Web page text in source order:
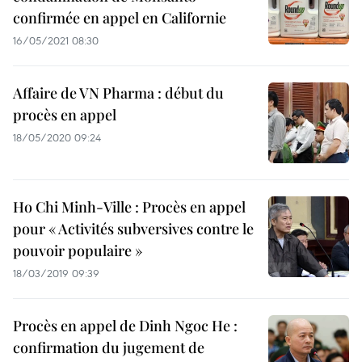
confirmée en appel en Californie
16/05/2021 08:30
Affaire de VN Pharma : début du
procès en appel
18/05/2020 09:24
Ho Chi Minh-Ville : Procès en appel
pour « Activités subversives contre le
pouvoir populaire »
18/03/2019 09:39
Procès en appel de Dinh Ngoc He :
confirmation du jugement de